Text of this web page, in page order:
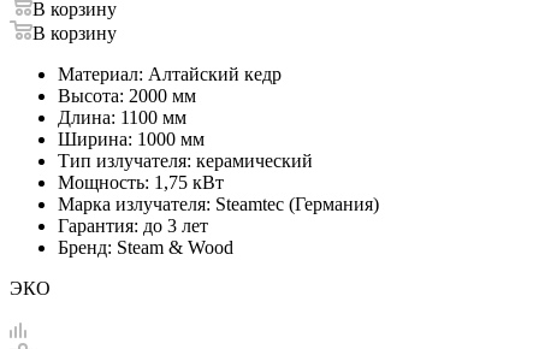
В корзину
В корзину
Материал: Алтайский кедр
Высота: 2000 мм
Длина: 1100 мм
Ширина: 1000 мм
Тип излучателя: керамический
Мощность: 1,75 кВт
Марка излучателя: Steamtec (Германия)
Гарантия: до 3 лет
Бренд: Steam & Wood
ЭКО